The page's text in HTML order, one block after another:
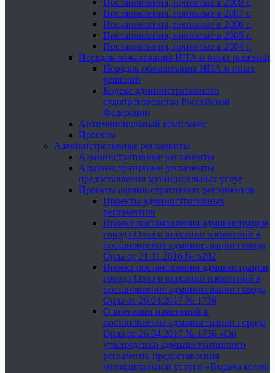
Постановления, принятые в 2009 г.
Постановления, принятые в 2007 г.
Постановления, принятые в 2006 г.
Постановления, принятые в 2005 г.
Постановления, принятые в 2004 г.
Порядок обжалования НПА и иных решений
Порядок обжалования НПА и иных
решений
Кодекс административного
судопроизводства Российской
Федерации
Антимонопольный комплаенс
Проекты
Административные регламенты
Административные регламенты
Административные регламенты
предоставления муниципальных услуг
Проекты административных регламентов
Проекты административных
регламентов
Проект постановления администрации
города Орла о внесении изменений в
постановление администрации города
Орла от 21.11.2016 № 5282
Проект постановления администрации
города Орла о внесении изменений в
постановление администрации города
Орла от 26.04.2017 № 1736
О внесении изменений в
постановление администрации города
Орла от 26.04.2017 № 1736 «Об
утверждении административного
регламента предоставления
муниципальной услуги «Выдача копий